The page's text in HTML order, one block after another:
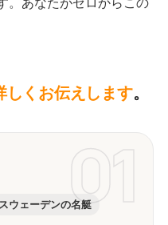
しくお伝えします。
01
スウェーデンの名艇